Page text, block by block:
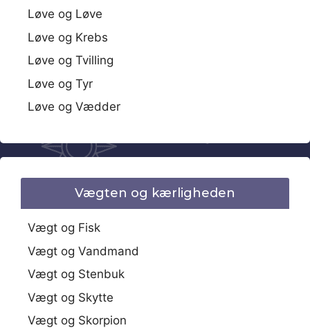
Løve og Løve
Løve og Krebs
Løve og Tvilling
Løve og Tyr
Løve og Vædder
Vægten og kærligheden
Vægt og Fisk
Vægt og Vandmand
Vægt og Stenbuk
Vægt og Skytte
Vægt og Skorpion